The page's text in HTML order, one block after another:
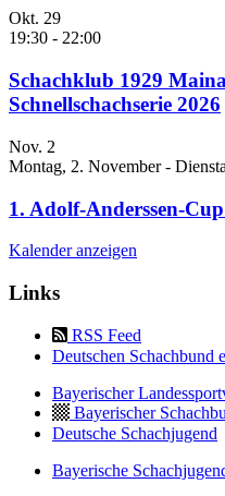
Okt. 29
19:30 - 22:00
Schachklub 1929
Schnellschachserie 2026
Nov. 2
Montag, 2. November-
1. Adolf-Anderssen-
Kalender anzeigen
Links
RSS Feed
Deutschen Schachbund
Bayerischer
Bayerischer
Deutsche Schachjugend
Bayerische